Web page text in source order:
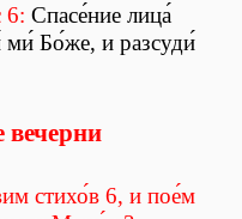
6: Спасе́ние лица́
Бо́же, и разсуди́
вечерни
стихо́в 6, и пое́м